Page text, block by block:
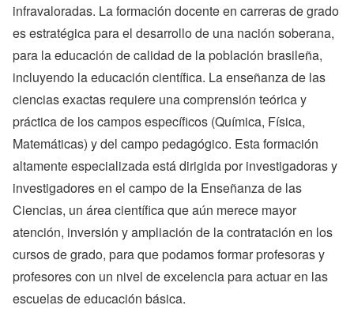
infravaloradas. La formación docente en carreras de grado
es estratégica para el desarrollo de una nación soberana,
para la educación de calidad de la población brasileña,
incluyendo la educación científica. La enseñanza de las
ciencias exactas requiere una comprensión teórica y
práctica de los campos específicos (Química, Física,
Matemáticas) y del campo pedagógico. Esta formación
altamente especializada está dirigida por investigadoras y
investigadores en el campo de la Enseñanza de las
Ciencias, un área científica que aún merece mayor
atención, inversión y ampliación de la contratación en los
cursos de grado, para que podamos formar profesoras y
profesores con un nivel de excelencia para actuar en las
escuelas de educación básica.